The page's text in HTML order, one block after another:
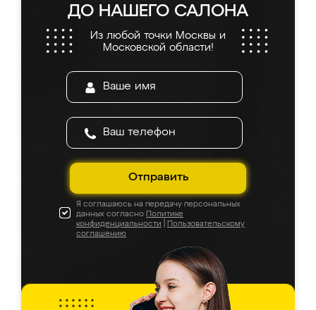
ДО НАШЕГО САЛОНА
Из любой точки Москвы и
Московской области!
Отправить
Я соглашаюсь на передачу персональных
данных согласно Политике
конфиденциальности
Пользовательскому
соглашению